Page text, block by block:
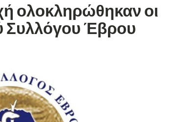
ολοκληρώθηκαν οι
Συλλόγου Έβρου